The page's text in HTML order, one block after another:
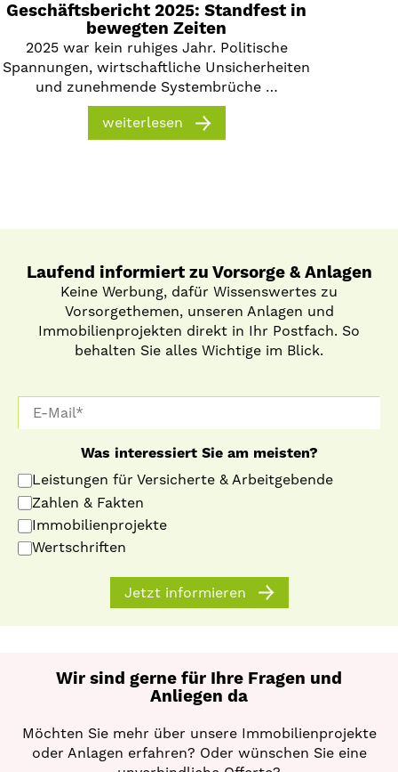
Geschäftsbericht 2025: Standfest in
bewegten Zeiten
2025 war kein ruhiges Jahr. Politische
Spannungen, wirtschaftliche Unsicherheiten
und zunehmende Systembrüche …
weiterlesen
Laufend informiert zu Vorsorge & Anlagen
Keine Werbung, dafür Wissenswertes zu
Vorsorgethemen, unseren Anlagen und
Immobilienprojekten direkt in Ihr Postfach. So
behalten Sie alles Wichtige im Blick.
Was interessiert Sie am meisten?
Leistungen für Versicherte & Arbeitgebende
Zahlen & Fakten
Immobilienprojekte
Wertschriften
Jetzt informieren
Wir sind gerne für Ihre Fragen und
Anliegen da
Möchten Sie mehr über unsere Immobilienprojekte
oder Anlagen erfahren? Oder wünschen Sie eine